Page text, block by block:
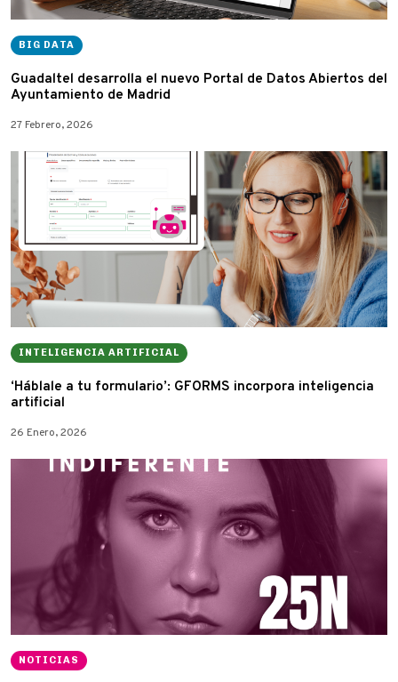
BIG DATA
Guadaltel desarrolla el nuevo Portal de Datos Abiertos del
Ayuntamiento de Madrid
27 Febrero, 2026
INTELIGENCIA ARTIFICIAL
‘Háblale a tu formulario’: G·FORMS incorpora inteligencia
artificial
26 Enero, 2026
NOTICIAS